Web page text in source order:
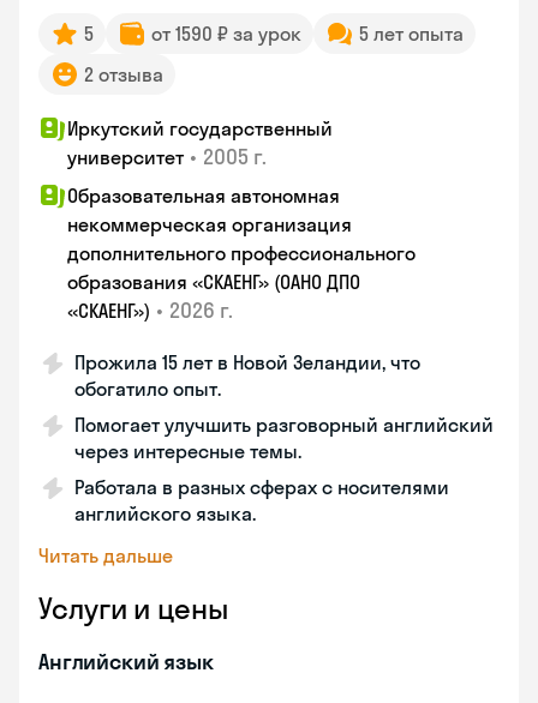
5 от 1590 ₽ за урок
5 лет опыта
2 отзыва
Иркутский государственный
университет • 2005 г.
Образовательная автономная
некоммерческая организация
дополнительного профессионального
образования «СКАЕНГ» (ОАНО ДПО
«СКАЕНГ») • 2026 г.
Прожила 15 лет в Новой Зеландии, что
обогатило опыт.
Помогает улучшить разговорный английский
через интересные темы.
Работала в разных сферах с носителями
английского языка.
Читать дальше
Услуги и цены
Английский язык